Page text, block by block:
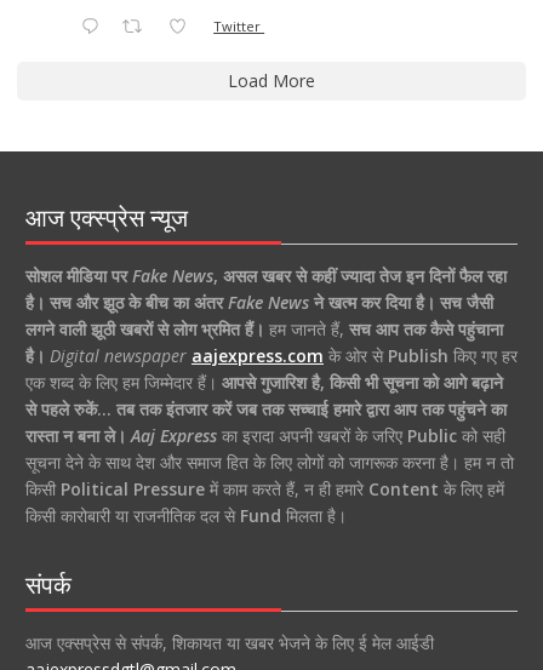
Twitter
Load More
आज एक्स्प्रेस न्यूज
सोशल मीडिया पर Fake News, असल खबर से कहीं ज्यादा तेज इन दिनों फैल रहा
है। सच और झूठ के बीच का अंतर Fake Newsने खत्म कर दिया है। सच जैसी
लगने वाली झूठी खबरों से लोग भ्रमित हैं। हम जानते हैं, सच आप तक कैसे पहुंचाना
है। Digital newspaper aajexpress.com के ओर से Publish किए गए हर
एक शब्द के लिए हम जिम्मेदार हैं। आपसे गुजारिश है, किसी भी सूचना को आगे बढ़ाने
से पहले रुकें… तब तक इंतजार करें जब तक सच्चाई हमारे द्वारा आप तक पहुंचने का
रास्ता न बना ले। Aaj Expressका इरादा अपनी खबरों के जरिए Publicको सही
सूचना देने के साथ देश और समाज हित के लिए लोगों को जागरूक करना है। हम न तो
किसी Political Pressureमें काम करते हैं, न ही हमारे Content के लिए हमें
किसी कारोबारी या राजनीतिक दल से Fund मिलता है।
संपर्क
आज एक्सप्रेस से संपर्क, शिकायत या खबर भेजने के लिए ई मेल आईडी